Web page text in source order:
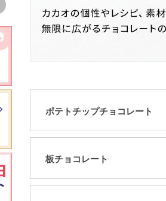
ポテトチップチョコレート
板チョコレート